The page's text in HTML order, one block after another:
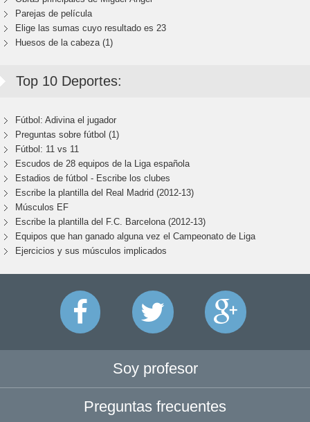
Parejas de película
Elige las sumas cuyo resultado es 23
Huesos de la cabeza (1)
Top 10 Deportes:
Fútbol: Adivina el jugador
Preguntas sobre fútbol (1)
Fútbol: 11 vs 11
Escudos de 28 equipos de la Liga española
Estadios de fútbol - Escribe los clubes
Escribe la plantilla del Real Madrid (2012-13)
Músculos EF
Escribe la plantilla del F.C. Barcelona (2012-13)
Equipos que han ganado alguna vez el Campeonato de Liga
Ejercicios y sus músculos implicados
Soy profesor
Preguntas frecuentes